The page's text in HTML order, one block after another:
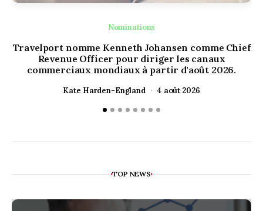
Nominations
Travelport nomme Kenneth Johansen comme Chief
Revenue Officer pour diriger les canaux
commerciaux mondiaux à partir d'août 2026.
Kate Harden-England 4 août 2026
TOP NEWS